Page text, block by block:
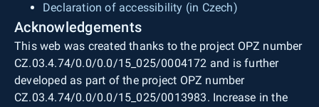
Declaration of accessibility (in Czech)
Acknowledgements
This web was created thanks to the project OPZ number
CZ.03.4.74/0.0/0.0/15_025/0004172 and is further
developed as part of the project OPZ number
CZ.03.4.74/0.0/0.0/15_025/0013983. Increase in the